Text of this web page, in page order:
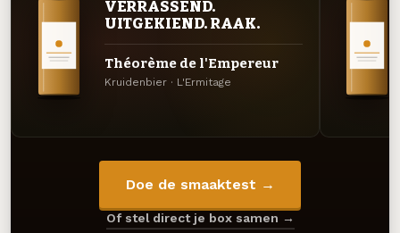
VERRASSEND.
UITGEKIEND. RAAK.
Théorème de l'Empereur
Kruidenbier · L'Ermitage
Doe de smaaktest →
Of stel direct je box samen →